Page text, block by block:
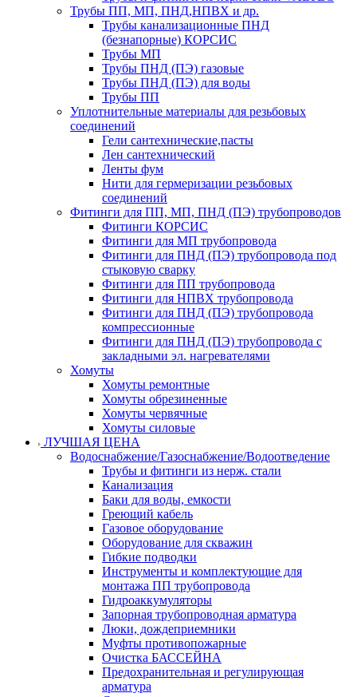
Трубы ПП, МП, ПНД,НПВХ и др.
Трубы канализационные ПНД
(безнапорные) КОРСИС
Трубы МП
Трубы ПНД (ПЭ) газовые
Трубы ПНД (ПЭ) для воды
Трубы ПП
Уплотнительные материалы для резьбовых
соединений
Гели сантехнические,пасты
Лен сантехнический
Ленты фум
Нити для гермеризации резьбовых
соединений
Фитинги для ПП, МП, ПНД (ПЭ) трубопроводов
Фитинги КОРСИС
Фитинги для МП трубопровода
Фитинги для ПНД (ПЭ) трубопровода под
стыковую сварку
Фитинги для ПП трубопровода
Фитинги для НПВХ трубопровода
Фитинги для ПНД (ПЭ) трубопровода
компрессионные
Фитинги для ПНД (ПЭ) трубопровода с
закладными эл. нагревателями
Хомуты
Хомуты ремонтные
Хомуты обрезиненные
Хомуты червячные
Хомуты силовые
ЛУЧШАЯ ЦЕНА
Водоснабжение/Газоснабжение/Водоотведение
Трубы и фитинги из нерж. стали
Канализация
Баки для воды, емкости
Греющий кабель
Газовое оборудование
Оборудование для скважин
Гибкие подводки
Инструменты и комплектующие для
монтажа ПП трубопровода
Гидроаккумуляторы
Запорная трубопроводная арматура
Люки, дождеприемники
Муфты противопожарные
Очистка БАССЕЙНА
Предохранительная и регулирующая
арматура